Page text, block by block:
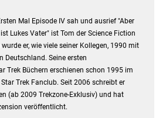
Mal Episode IV sah und ausrief "Aber
Lukes Vater" ist Tom der Science Fiction
er, wie viele seiner Kollegen, 1990 mit
Deutschland. Seine ersten
Trek Büchern erschienen schon 1995 im
Trek Fanclub. Seit 2006 schreibt er
(ab 2009 Trekzone-Exklusiv) und hat
veröffentlicht.